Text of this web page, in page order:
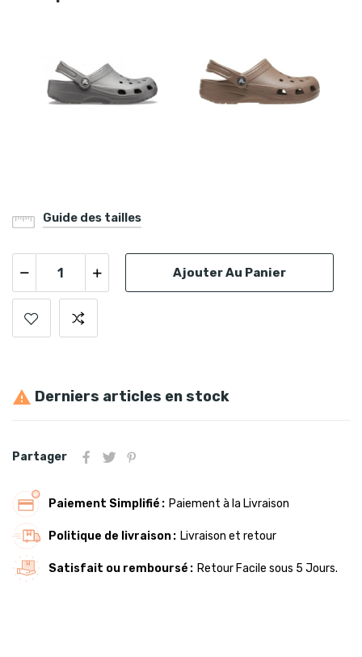
Guide des tailles
Ajouter Au Panier
 Derniers articles en stock
Partager
Paiement Simplifié Paiement à la Livraison
Politique de livraison Livraison et retour
Satisfait ou remboursé Retour Facile sous 5 Jours.